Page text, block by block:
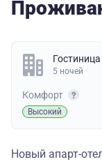
Гостиница
5 ночей
Комфорт
Высокий
Новый апарт-